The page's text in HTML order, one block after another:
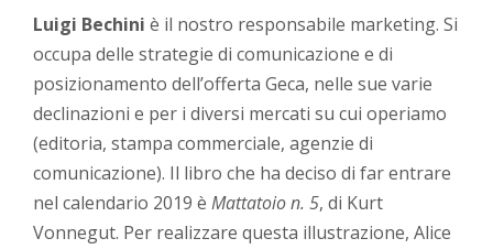
Luigi Bechini è il nostro responsabile marketing. Si
occupa delle strategie di comunicazione e di
posizionamento dell’offerta Geca, nelle sue varie
declinazioni e per i diversi mercati su cui operiamo
(editoria, stampa commerciale, agenzie di
comunicazione). Il libro che ha deciso di far entrare
nel calendario 2019 èMattatoio n. 5, di Kurt
Vonnegut. Per realizzare questa illustrazione, Alice